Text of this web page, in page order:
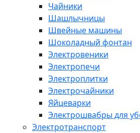
Чайники
Шашлычницы
Швейные машины
Шоколадный фонтан
Электровеники
Электропечи
Электроплитки
Электрочайники
Яйцеварки
Электрошвабры для
Электротранспорт